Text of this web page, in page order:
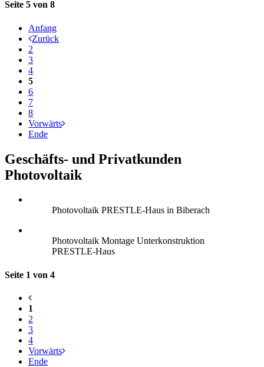
Seite 5 von 8
Anfang
Zurück
2
3
4
5
6
7
8
Vorwärts
Ende
Geschäfts- und Privatkunden
Photovoltaik
Photovoltaik PRESTLE-Haus in Biberach
Photovoltaik Montage Unterkonstruktion
PRESTLE-Haus
Seite 1 von 4
1
2
3
4
Vorwärts
Ende